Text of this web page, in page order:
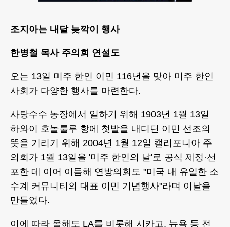
조지아는 내달 늦깍이 행사
한병철 목사 주의회 연설도
오는 13일 미주 한인 이민 116년을 맞아 미주 한인
사회가 다양한 행사를 마련한다.
사탕수수 농장에서 일하기 위해 1903년 1월 13일
하와이 호놀룰루 항에 첫발을 내디딘 이민 선조의
뜻을 기리기 위해 2004년 1월 12일 캘리포니아 주
의회가 1월 13일을 '미주 한인의 날'로 공식 제정·선
포한 데 이어 이듬해 연방의회도 "미국 내 유일한 소
수계 커뮤니티의 대표 이민 기념행사"라며 이날을
만들었다.
이에 따라 올해도 LA를 비롯해 시카고, 뉴욕 등 전